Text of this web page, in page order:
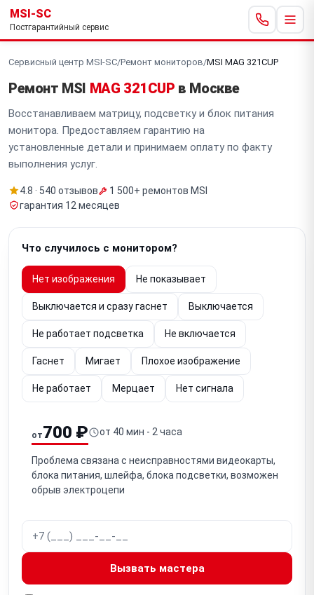
MSI-SC
Постгарантийный сервис
Сервисный центр MSI-SC/Ремонт мониторов/MSI MAG 321CUP
Ремонт MSI MAG 321CUP в Москве
Восстанавливаем матрицу, подсветку и блок питания
монитора. Предоставляем гарантию на
установленные детали и принимаем оплату по факту
выполнения услуг.
4.8 · 540 отзывов
1 500+ ремонтов MSI
гарантия 12 месяцев
Что случилось с монитором?
Нет изображения Не показывает
Выключается и сразу гаснет Выключается
Не работает подсветка Не включается
Гаснет Мигает Плохое изображение
Не работает Мерцает Нет сигнала
от700 ₽ от 40 мин - 2 часа
Проблема связана с неисправностями видеокарты,
блока питания, шлейфа, блока подсветки, возможен
обрыв электроцепи
Вызвать мастера